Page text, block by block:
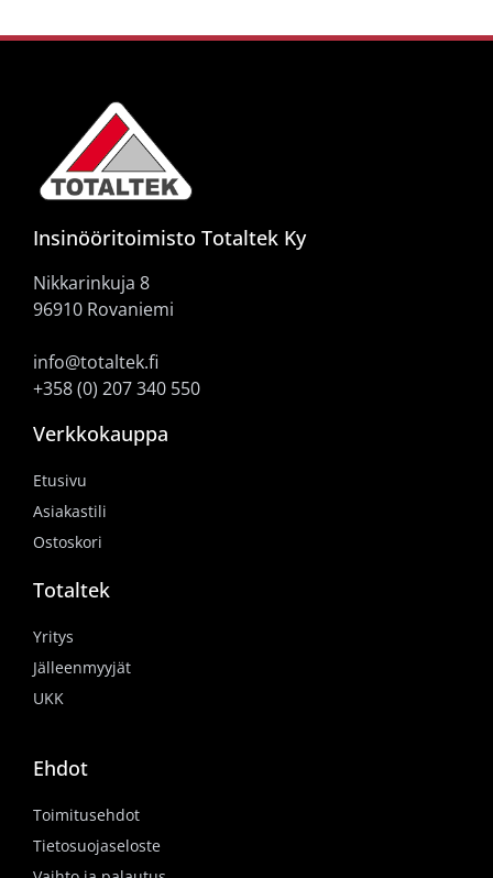
Insinööritoimisto Totaltek Ky
Nikkarinkuja 8
96910 Rovaniemi
info@totaltek.fi
+358 (0) 207 340 550
Verkkokauppa
Etusivu
Asiakastili
Ostoskori
Totaltek
Yritys
Jälleenmyyjät
UKK
Ehdot
Toimitusehdot
Tietosuojaseloste